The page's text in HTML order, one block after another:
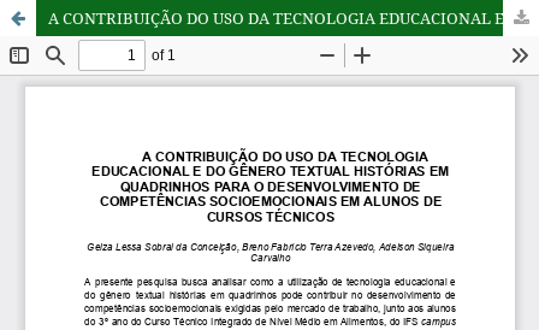
A CONTRIBUIÇÃO DO USO DA TECNOLOGIA EDUCACIONAL E DO GÊNERO TEXTUAL HISTÓRIAS EM QUADRINHOS PARA O DESENVOLVIMENTO DE COMPETÊNCIAS SOCIOEMOCIONAIS EM ALUNOS DE CURSOS TÉCNICOS